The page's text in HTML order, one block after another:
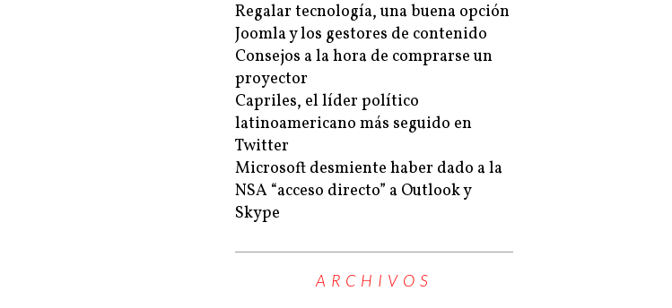
Regalar tecnología, una buena opción
Joomla y los gestores de contenido
Consejos a la hora de comprarse un
proyector
Capriles, el líder político
latinoamericano más seguido en
Twitter
Microsoft desmiente haber dado a la
NSA “acceso directo” a Outlook y
Skype
ARCHIVOS